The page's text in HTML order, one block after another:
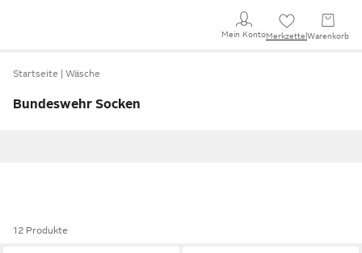
Mein KontoMerkzettel Warenkorb
Startseite Wäsche
Bundeswehr Socken
12 Produkte